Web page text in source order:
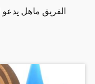
الفريق ماهل يدعو